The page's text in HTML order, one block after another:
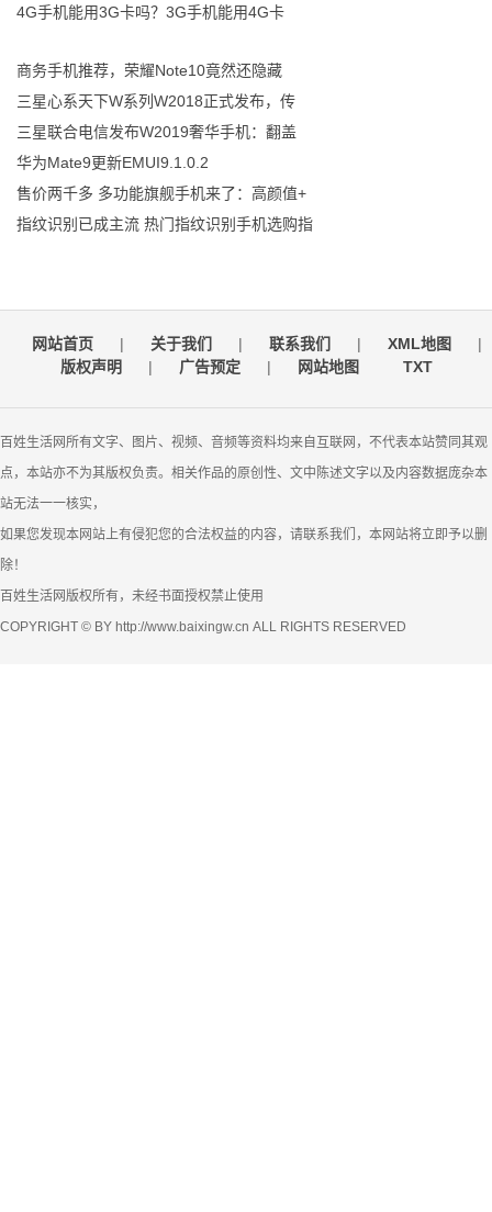
4G手机能用3G卡吗？3G手机能用4G卡
商务手机推荐，荣耀Note10竟然还隐藏
三星心系天下W系列W2018正式发布，传
三星联合电信发布W2019奢华手机：翻盖
华为Mate9更新EMUI9.1.0.2
售价两千多 多功能旗舰手机来了：高颜值+
指纹识别已成主流 热门指纹识别手机选购指
网站首页 | 关于我们 | 联系我们 | XML地图
|
版权声明
| 广告预定 | 网站地图 TXT
百姓生活网所有文字、图片、视频、音频等资料均来自互联网，不代表本站赞同其观
点，本站亦不为其版权负责。相关作品的原创性、文中陈述文字以及内容数据庞杂本
站无法一一核实，
如果您发现本网站上有侵犯您的合法权益的内容，请联系我们，本网站将立即予以删
除！
百姓生活网版权所有，未经书面授权禁止使用
COPYRIGHT © BY http://www.baixingw.cn ALL RIGHTS RESERVED